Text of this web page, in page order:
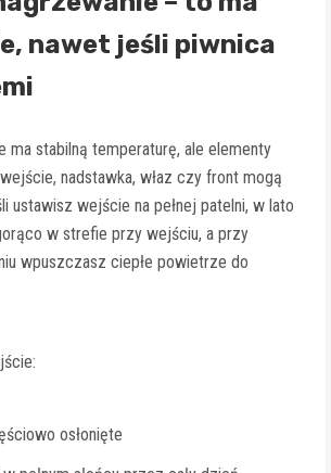
nawet jeśli piwnica
ma stabilną temperaturę, ale elementy
nadstawka, właz czy front mogą
ustawisz wejście na pełnej patelni, w lato
w strefie przy wejściu, a przy
wpuszczasz ciepłe powietrze do
osłonięte